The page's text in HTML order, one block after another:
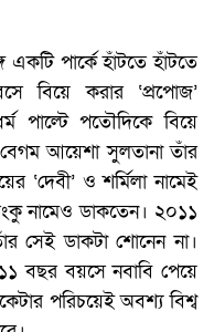
একটি পার্কে হাঁটতে হাঁটতে
বিয়ে করার ‘প্রপোজ’
পাল্টে পতৌদিকে বিয়ে
আয়েশা সুলতানা তাঁর
‘দেবী’ ও শর্মিলা নামেই
নামেও ডাকতেন। ২০১১
সেই ডাকটা শোনেন না।
১১ বছর বয়সে নবাবি পেয়ে
পরিচয়েই অবশ্য বিশ্ব